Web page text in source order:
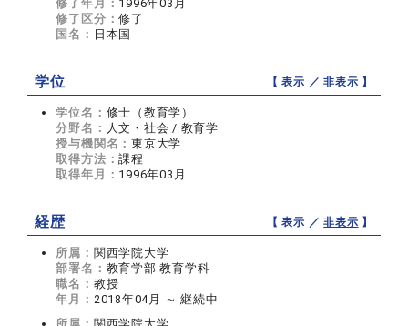
修了年月： 1996年03月
修了区分：修了
国名： 日本国
学位 【 表示 ／非表示 】
学位名： 修士（教育学）
分野名： 人文・社会 / 教育学
授与機関名：東京大学
取得方法：課程
取得年月： 1996年03月
経歴 【 表示 ／非表示 】
所属： 関西学院大学
部署名： 教育学部 教育学科
職名： 教授
年月： 2018年04月 ～ 継続中